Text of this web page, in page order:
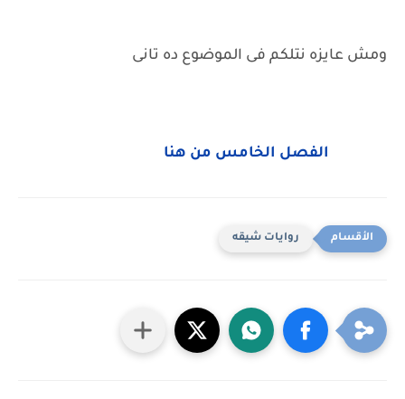
ومش عايزه نتلكم فى الموضوع ده تانى
الفصل الخامس من هنا
روايات شيقه